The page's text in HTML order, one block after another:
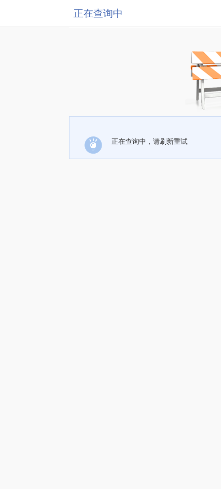
正在查询中
正在查询中，请刷新重试